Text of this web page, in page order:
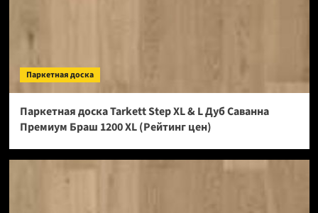
Паркетная доска
Паркетная доска Tarkett Step XL & L Дуб Саванна
Премиум Браш 1200 XL (Рейтинг цен)